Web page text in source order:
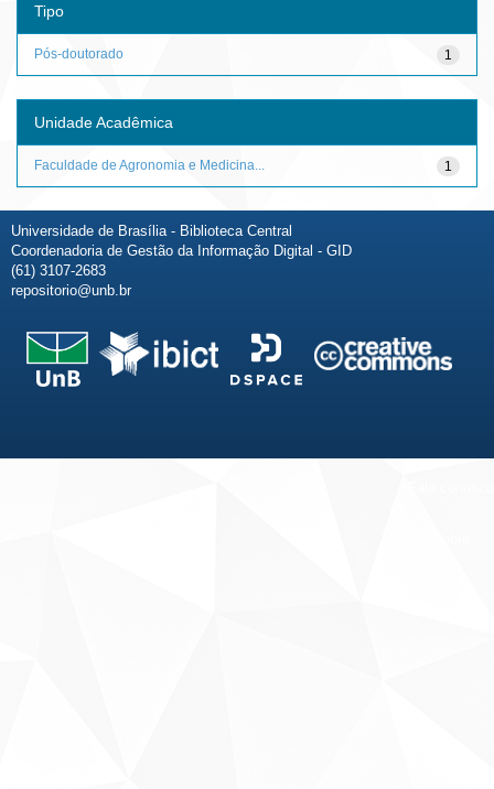
Tipo
1
Pós-doutorado
Unidade Acadêmica
1
Faculdade de Agronomia e Medicina...
Universidade de Brasília - Biblioteca Central
Coordenadoria de Gestão da Informação Digital - GID
(61) 3107-2683
repositorio@unb.br